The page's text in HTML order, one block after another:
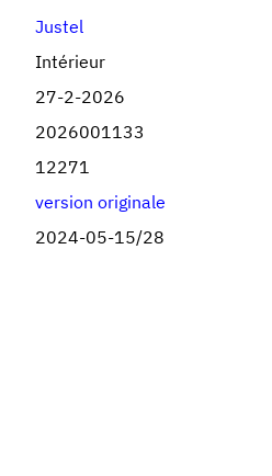
Justel
Intérieur
27-2-2026
2026001133
12271
version originale
2024-05-15/28